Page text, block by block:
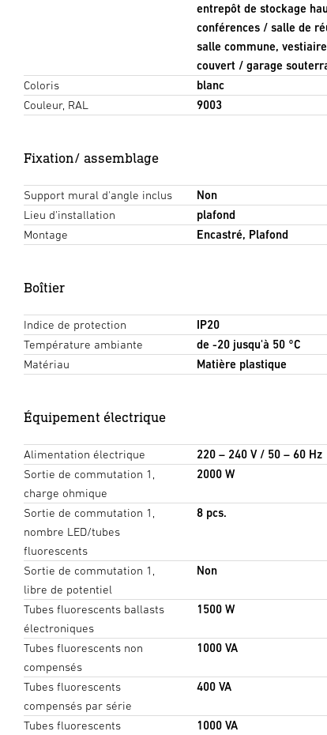
entrepôt de stockage
conférences / salle de
salle commune,
couvert / garage
Coloris
blanc
Couleur, RAL
9003
Fixation/ assemblage
Support mural d'angle inclus
Non
Lieu d'installation
plafond
Montage
Encastré, Plafond
Boîtier
Indice de protection
IP20
Température ambiante
de -20 jusqu'à 50 °C
Matériau
Matière plastique
Équipement électrique
Alimentation électrique
220 – 240 V / 50 – 60 Hz
Sortie de commutation 1,
charge ohmique
2000 W
Sortie de commutation 1,
nombre LED/tubes
fluorescents
8 pcs.
Sortie de commutation 1,
libre de potentiel
Non
Tubes fluorescents ballasts
électroniques
1500 W
Tubes fluorescents non
compensés
1000 VA
Tubes fluorescents
compensés par série
400 VA
Tubes fluorescents 1000 VA